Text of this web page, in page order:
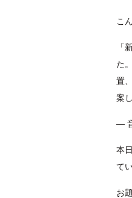
こ
「
た
置
案
—
本
て
お